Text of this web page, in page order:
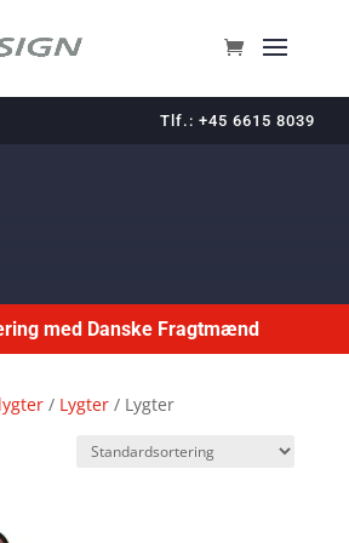
Tlf.: +45 6615 8039
med Danske Fragtmænd
/ Lygter/ Lygter